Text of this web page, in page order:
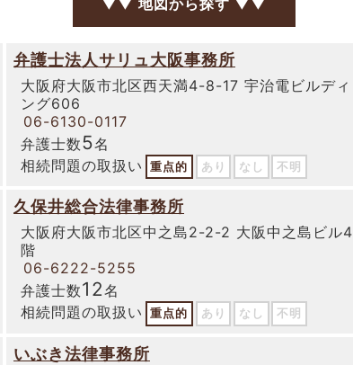
弁護士法人サリュ大阪事務所
大阪府大阪市北区西天満4-8-17 宇治電ビルディ
ング606
06-6130-0117
弁護士数5名
相続問題の取扱い
重点的 あり なし 不明
久保井総合法律事務所
大阪府大阪市北区中之島2-2-2 大阪中之島ビル4
階
06-6222-5255
弁護士数12名
相続問題の取扱い
重点的 あり なし 不明
いぶき法律事務所